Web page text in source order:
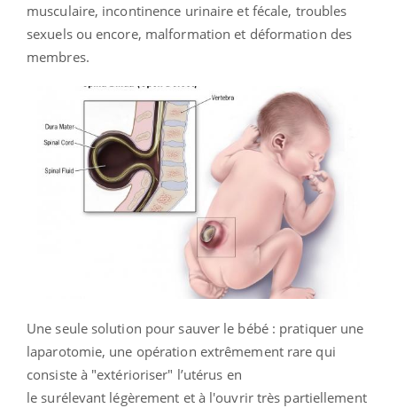
musculaire, incontinence urinaire et fécale, troubles
sexuels ou encore, malformation et déformation des
membres.
Une seule solution pour sauver le bébé : pratiquer une
laparotomie, une opération extrêmement rare qui
consiste à "extérioriser" l’utérus en
le surélevant légèrement et à l'ouvrir très partiellement